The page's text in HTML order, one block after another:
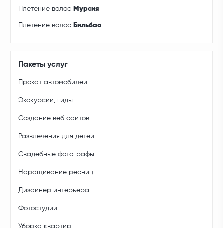
Плетение волос Мурсия
Плетение волос Бильбао
Пакеты услуг
Прокат автомобилей
Экскурсии, гиды
Создание веб сайтов
Развлечения для детей
Свадебные фотографы
Наращивание ресниц
Дизайнер интерьера
Фотостудии
Уборка квартир